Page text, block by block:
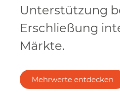
Unterstützung
Erschließung
Märkte.
Mehrwerte entdecken